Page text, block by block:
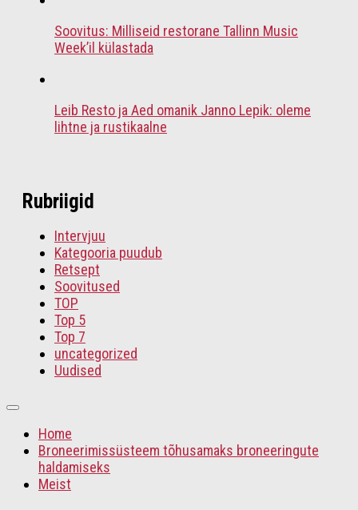
Soovitus: Milliseid restorane Tallinn Music
Week’il külastada
Leib Resto ja Aed omanik Janno Lepik: oleme
lihtne ja rustikaalne
Rubriigid
Intervjuu
Kategooria puudub
Retsept
Soovitused
TOP
Top 5
Top 7
uncategorized
Uudised
Home
Broneerimissüsteem tõhusamaks broneeringute
haldamiseks
Meist